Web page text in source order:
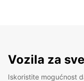
Vozila za
Iskoristite mogućnost